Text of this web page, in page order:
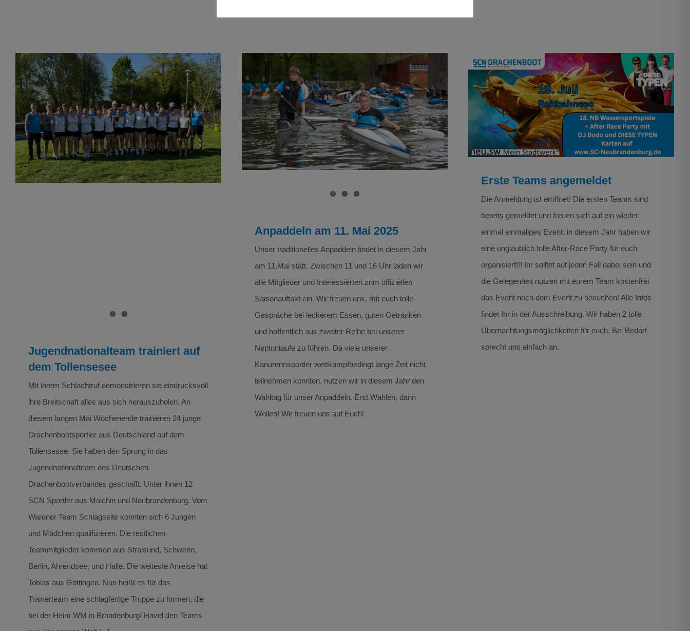
Jugendnationalteam trainiert auf dem
Tollensesee
Drachenboot Kanu
Jugendnationalteam trainiert auf
dem Tollensesee
Mit ihrem Schlachtruf demonstrieren sie eindrucksvoll
ihre Breitschaft alles aus sich herauszuholen. An
diesem langen Mai Wochenende trainieren 24 junge
Drachenbootsportler aus Deutschland auf dem
Tollensesee. Sie haben den Sprung in das
Jugendnationalteam des Deutschen
Drachenbootverbandes geschafft. Unter ihnen 12
SCN Sportler aus Malchin und Neubrandenburg. Vom
Warener Team Schlagseite konnten sich 6 Jungen
und Mädchen qualifizieren. Die restlichen
Teammitglieder kommen aus Stralsund, Schwerin,
Berlin, Ahrendsee, und Halle. Die weiteste Anreise hat
Tobias aus Göttingen. Nun heißt es für das
Trainerteam eine schlagfertige Truppe zu formen, die
bei der Heim WM in Brandenburg/ Havel den Teams
Anpaddeln am 11. Mai 2025
Kanu
Anpaddeln am 11. Mai 2025
Unser traditionelles Anpaddeln findet in diesem Jahr
am 11.Mai statt. Zwischen 11 und 16 Uhr laden wir
alle Mitglieder und Interessierten zum offiziellen
Saisonauftakt ein. Wir freuen uns, mit euch tolle
Gespräche bei leckerem Essen, guten Getränken
und hoffentlich aus zweiter Reihe bei unserer
Neptuntaufe zu führen. Da viele unserer
Kanurennsportler wettkampfbedingt lange Zeit nicht
teilnehmen konnten, nutzen wir in diesem Jahr den
Wahltag für unser Anpaddeln. Erst Wählen, dann
Weilen! Wir freuen uns auf Euch!
Erste Teams angemeldet
Drachenboot Kanu
Erste Teams angemeldet
Die Anmeldung ist eröffnet! Die ersten Teams sind
bereits gemeldet und freuen sich auf ein wieder
einmal einmaliges Event: in diesem Jahr haben wir
eine unglaublich tolle After-Race Party für euch
organisiert!!! Ihr solltet auf jeden Fall dabei sein und
die Gelegenheit nutzen mit eurem Team kostenfrei
das Event nach dem Event zu besuchen! Alle Infos
findet Ihr in der Ausschreibung. Wir haben 2 tolle
Übernachtungsmöglichkeiten für euch. Bei Bedarf
sprecht uns einfach an.